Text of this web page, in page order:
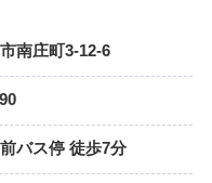
南庄町3-12-6
バス停 徒歩7分